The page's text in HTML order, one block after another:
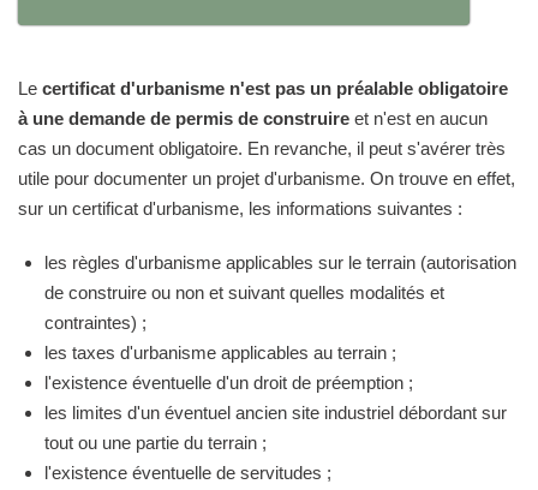
Le certificat d'urbanisme n'est pas un préalable obligatoire
à une demande de permis de construire et n'est en aucun
cas un document obligatoire. En revanche, il peut s'avérer très
utile pour documenter un projet d'urbanisme. On trouve en effet,
sur un certificat d'urbanisme, les informations suivantes :
les règles d'urbanisme applicables sur le terrain (autorisation
de construire ou non et suivant quelles modalités et
contraintes) ;
les taxes d'urbanisme applicables au terrain ;
l'existence éventuelle d'un droit de préemption ;
les limites d'un éventuel ancien site industriel débordant sur
tout ou une partie du terrain ;
l'existence éventuelle de servitudes ;